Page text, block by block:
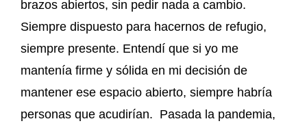
brazos abiertos, sin pedir nada a cambio.
Siempre dispuesto para hacernos de refugio,
siempre presente. Entendí que si yo me
mantenía firme y sólida en mi decisión de
mantener ese espacio abierto, siempre habría
personas que acudirían. Pasada la pandemia,